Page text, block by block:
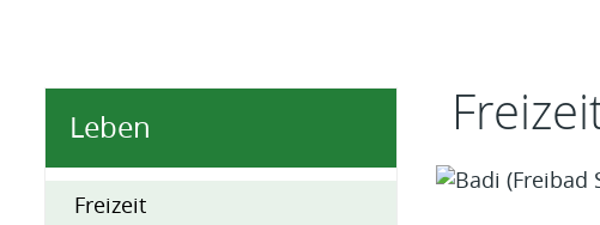
Leben
Freizeit
Inhalt